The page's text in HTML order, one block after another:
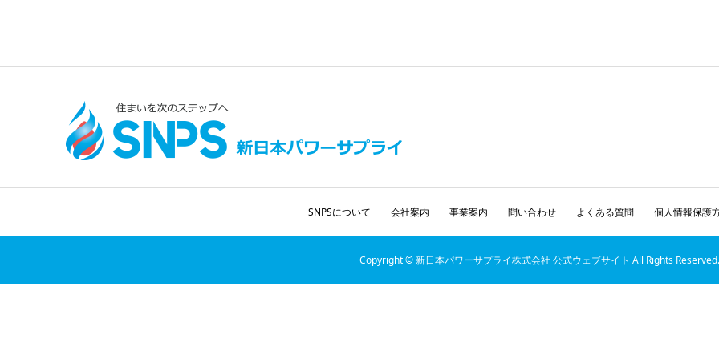
SNPSについて 会社案内 事業案内 問い合わせ よくある質問 個人情報保護
Copyright © 新日本パワーサプライ株式会社 公式ウェブサイト All Rights Reserved.